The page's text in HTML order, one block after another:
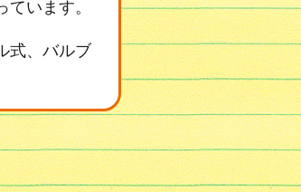
います。
式、バルブ